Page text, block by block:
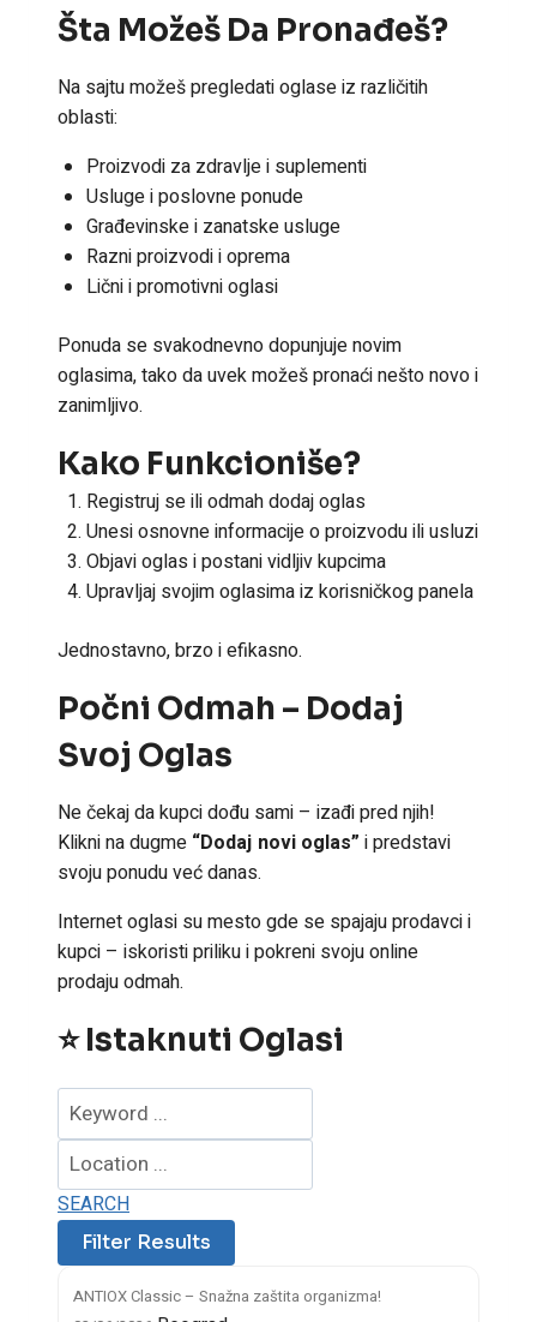
Šta Možeš Da Pronađeš?
Na sajtu možeš pregledati oglase iz različitih
oblasti:
Proizvodi za zdravlje i suplementi
Usluge i poslovne ponude
Građevinske i zanatske usluge
Razni proizvodi i oprema
Lični i promotivni oglasi
Ponuda se svakodnevno dopunjuje novim
oglasima, tako da uvek možeš pronaći nešto novo i
zanimljivo.
Kako Funkcioniše?
Registruj se ili odmah dodaj oglas
Unesi osnovne informacije o proizvodu ili usluzi
Objavi oglas i postani vidljiv kupcima
Upravljaj svojim oglasima iz korisničkog panela
Jednostavno, brzo i efikasno.
Počni Odmah – Dodaj
Svoj Oglas
Ne čekaj da kupci dođu sami – izađi pred njih!
Klikni na dugme “Dodaj novi oglas” i predstavi
svoju ponudu već danas.
Internet oglasi su mesto gde se spajaju prodavci i
kupci – iskoristi priliku i pokreni svoju online
prodaju odmah.
⭐ Istaknuti Oglasi
SEARCH
ANTIOX Classic – Snažna zaštita organizma!